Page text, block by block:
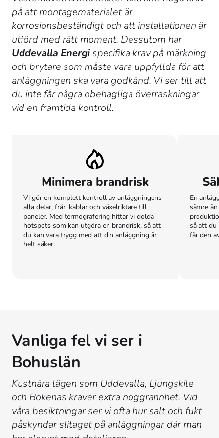
på att montagematerialet är
korrosionsbeständigt och att installationen är
utförd med rätt moment. Dessutom har
Uddevalla Energispecifika krav på märkning
och brytare som måste vara uppfyllda för att
anläggningen ska vara godkänd. Vi ser till att
du inte får några obehagliga överraskningar
vid en framtida kontroll.
Minimera brandrisk
Vi gör en komplett kontroll av anläggningens
alla delar, från kablar och växelriktare till
paneler. Med termografering hittar vi dolda
hotspots som kan utgöra en brandrisk, så att
du kan vara trygg med att din anläggning är
helt säker.
En
sämre
så att du
får den
Vanliga fel vi ser i
Bohuslän
Kustnära lägen som Uddevalla, Ljungskile
och Bokenäs kräver extra noggrannhet. Vid
våra besiktningar ser vi ofta hur salt och fukt
påskyndar slitaget på anläggningar där man